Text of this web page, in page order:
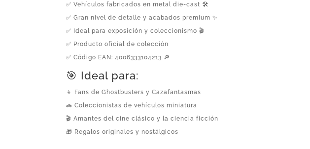
✅ Vehículos fabricados en metal die-cast 🛠️
✅ Gran nivel de detalle y acabados premium ✨
✅ Ideal para exposición y coleccionismo 🎬
✅ Producto oficial de colección
✅ Código EAN: 4006333104213 🔎
🎯 Ideal para:
👦 Fans de Ghostbusters y Cazafantasmas
🚗 Coleccionistas de vehículos miniatura
🎬 Amantes del cine clásico y la ciencia ficción
🎁 Regalos originales y nostálgicos